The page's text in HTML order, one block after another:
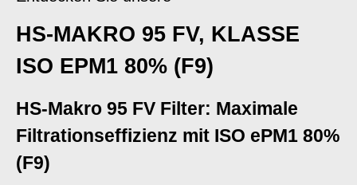
HS-MAKRO 95 FV, KLASSE
ISO EPM1 80% (F9)
HS-Makro 95 FV Filter: Maximale
Filtrationseffizienz mit ISO ePM1 80%
(F9)